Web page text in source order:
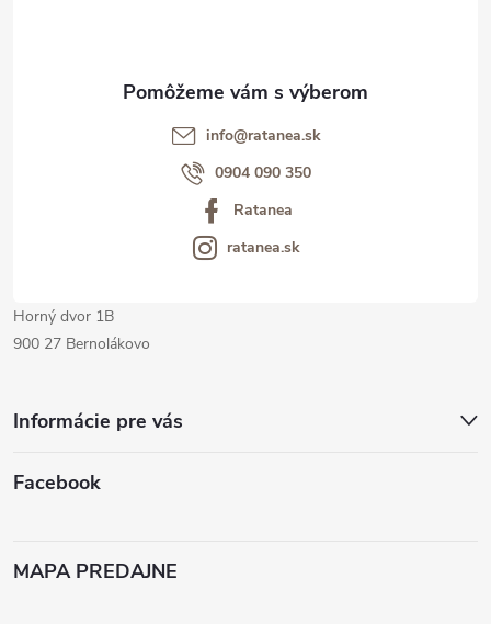
Informácie pre vás
Facebook
info@ratanea.sk
0904 090 350
Ratanea
ratanea.sk
Horný dvor 1B
900 27 Bernolákovo
MAPA PREDAJNE